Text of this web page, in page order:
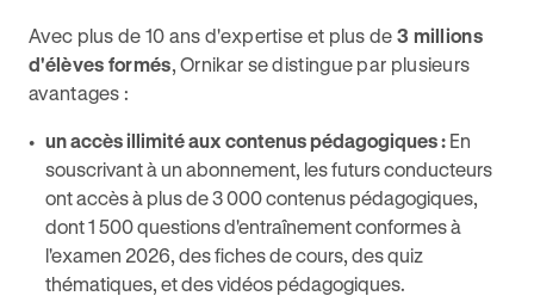
Avec plus de 10 ans d'expertise et plus de 3 millions
d'élèves formés , Ornikar se distingue par plusieurs
avantages :
un accès illimité aux contenus pédagogiques : En
souscrivant à un abonnement, les futurs conducteurs
ont accès à plus de 3 000 contenus pédagogiques,
dont 1 500 questions d'entraînement conformes à
l'examen 2026, des fiches de cours, des quiz
thématiques, et des vidéos pédagogiques​.